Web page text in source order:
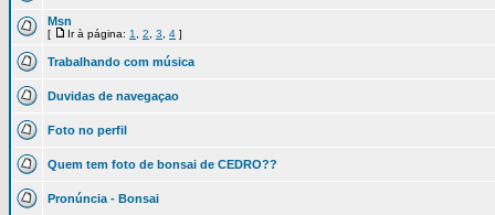
Msn
[ Ir à página: 1 2 3 4 ]
Trabalhando com música
Duvidas de navegaçao
Foto no perfil
Quem tem foto de bonsai de CEDRO??
Pronúncia - Bonsai